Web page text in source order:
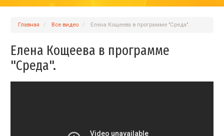
Главная Вcе видео Елена Кощеева в программе "Среда".
Елена Кощеева в программе
"Среда".